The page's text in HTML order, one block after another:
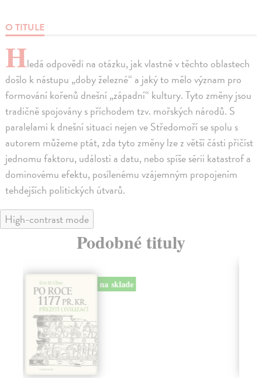
O TITULE
Hledá odpovědi na otázku, jak vlastně v těchto oblastech
došlo k nástupu „doby železné“ a jaký to mělo význam pro
formování kořenů dnešní „západní“ kultury. Tyto změny jsou
tradičně spojovány s příchodem tzv. mořských národů. S
paralelami k dnešní situaci nejen ve Středomoří se spolu s
autorem můžeme ptát, zda tyto změny lze z větší části přičíst
jednomu faktoru, události a datu, nebo spíše sérii katastrof a
dominovému efektu, posílenému vzájemným propojením
tehdejších politických útvarů.
High-contrast mode
Podobné tituly